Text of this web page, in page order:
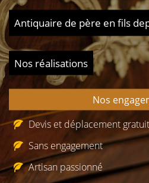
Antiquaire de père en fils
Nos réalisations
Nos
Devis et déplacement
Sans engagement
Artisan passionné